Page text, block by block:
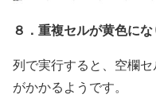
８．重複セルが黄色に
列で実行すると、空欄
がかかるようです。